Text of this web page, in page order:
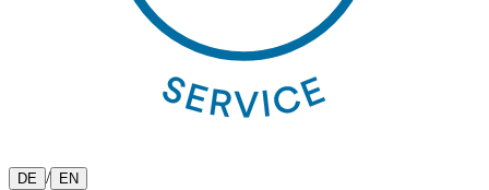
DE / EN